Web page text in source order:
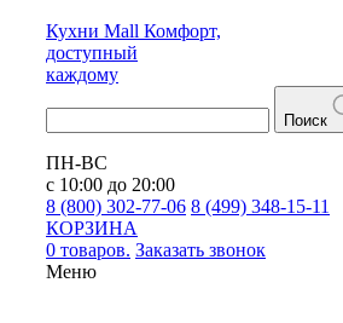
Кухни Mall Комфорт,
доступный
каждому
Поиск
ПН-ВС
с 10:00 до 20:00
8 (800) 302-77-06 8 (499) 348-15-11
КОРЗИНА
0 товаров. Заказать звонок
Меню